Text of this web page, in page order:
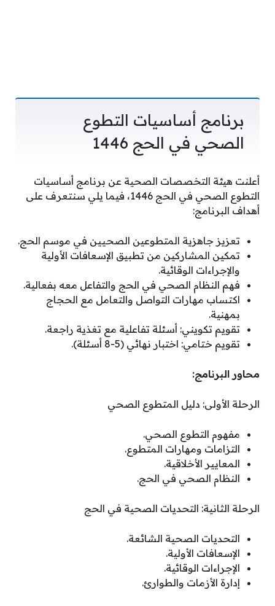
برنامج أساسيات التطوع
الصحي في الحج 1446
أعلنت هيئة التخصصات الصحية عن برنامج أساسيات
التطوع الصحي في الحج 1446، فيما يلي سنتعرف على
أهداف البرنامج:
تعزيز جاهزية المتطوعين الصحيين في موسم الحج.
تمكين المشاركين من تطبيق الإسعافات الأولية
والإجراءات الوقائية.
فهم النظام الصحي في الحج والتفاعل معه بفعالية.
اكتساب مهارات التواصل والتعامل مع الحجاج
بمهنية.
تقويم تكويني: أسئلة تفاعلية مع تغذية راجعة.
تقويم ختامي: اختبار نهائي (5-8 أسئلة).
محاور البرنامج:
الرحلة الأولى: دليل المتطوع الصحي
مفهوم التطوع الصحي.
التزامات ومهارات المتطوع.
المعايير الأخلاقية.
النظام الصحي في الحج.
الرحلة الثانية: التحديات الصحية في الحج
التحديات الصحية الشائعة.
الإسعافات الأولية.
الإجراءات الوقائية.
إدارة الأزمات والطوارئ.